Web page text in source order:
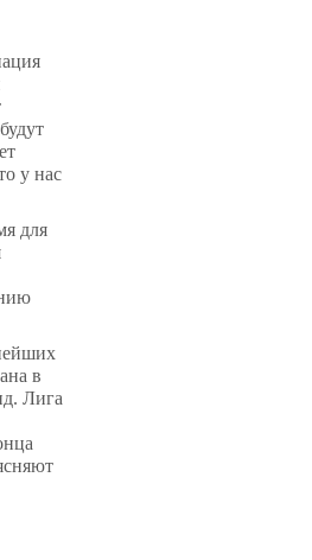
у нас
для
в
Лига